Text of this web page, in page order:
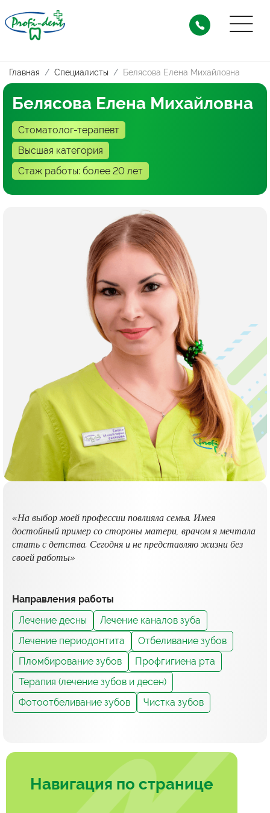
Главная Специалисты Белясова Елена Михайловна
Белясова Елена Михайловна
Стоматолог-терапевт
Высшая категория
Стаж работы: более 20 лет
«На выбор моей профессии повлияла семья. Имея
достойный пример со стороны матери, врачом я мечтала
стать с детства. Сегодня и не представляю жизни без
своей работы»
Направления работы
Лечение десны
Лечение каналов зуба
Лечение периодонтита
Отбеливание зубов
Пломбирование зубов
Профгигиена рта
Терапия (лечение зубов и десен)
Фотоотбеливание зубов
Чистка зубов
Навигация по странице